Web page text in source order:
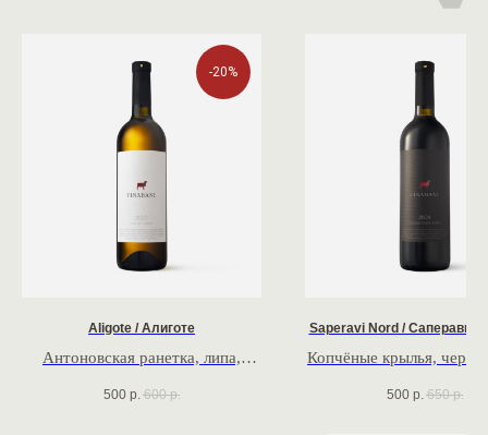
-20%
Aligote / Алиготе
Антоновская ранетка, липа,
500 р. 600 р.
Saperavi Nord / Саперави
Копчёные крылья,
500 р. 650 р.